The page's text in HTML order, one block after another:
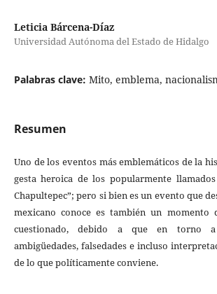
Leticia Bárcena-Díaz
Universidad Autónoma del Estado de Hidalgo
Palabras clave: Mito, emblema,
Resumen
Uno de los eventos más emblemáticos de la
gesta heroica de los popularmente
Chapultepec”; pero si bien es un evento que
mexicano conoce es también un
cuestionado, debido a que en torno
ambigüedades, falsedades e incluso
de lo que políticamente conviene.